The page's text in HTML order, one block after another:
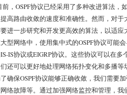
前，OSPF协议已经采用了多种改进算法，
高路由收敛的速度和准确性。然而，对
进一步研究和开发更高效的算法，以适应
型网络中，使用集中式的OSPF协议可能
IS协议或EIGRP协议。这些协议可以在
还可以更好地处理网络拓扑变化和多播等
确保OSPF协议能够正确收敛，我们需要
络故障等。通过加强网络监控和管理，